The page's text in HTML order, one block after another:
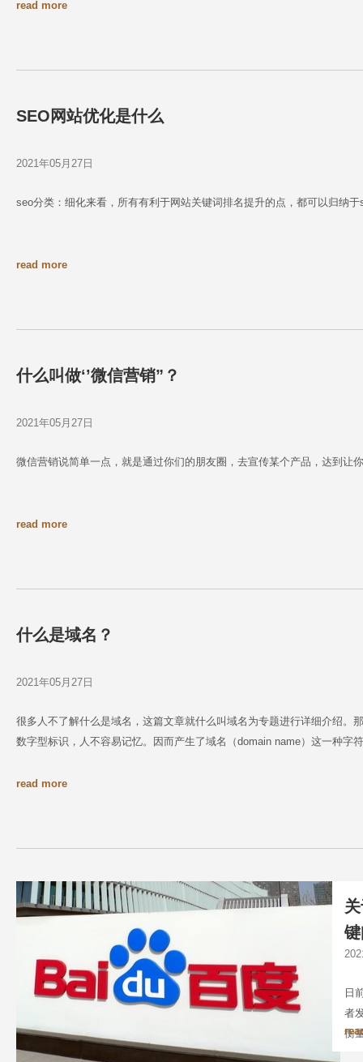
read more
SEO网站优化是什么
2021年05月27日
seo分类：细化来看，所有有利于网站关键词排名提升的点，都可以归纳
read more
什么叫做‘’微信营销”？
2021年05月27日
微信营销说简单一点，就是通过你们的朋友圈，去宣传某个产品，达到让
read more
什么是域名？
2021年05月27日
很多人不了解什么是域名，这篇文章就什么叫域名为专题进行详细介绍。
数字型标识，人不容易记忆。因而产生了域名（domain name）这一种字
read more
日
者
衡